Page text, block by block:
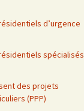
d’urgence
spécialisés
des projets
(PPP)